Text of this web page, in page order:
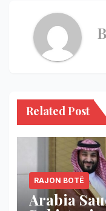
Related Post
RAJON BOTË
Arabia